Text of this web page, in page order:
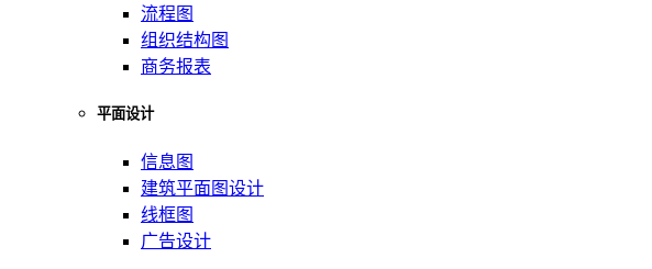
流程图
组织结构图
商务报表
平面设计
信息图
建筑平面图设计
线框图
广告设计